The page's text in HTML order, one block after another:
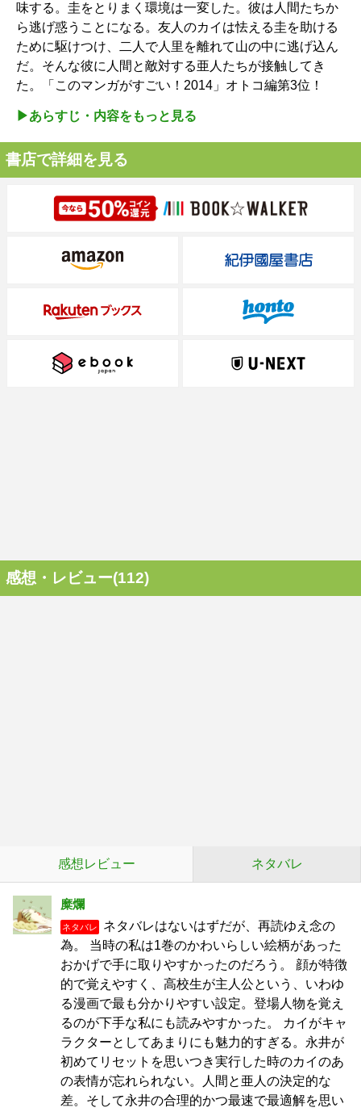
味する。圭をとりまく環境は一変した。彼は人間たちか
ら逃げ惑うことになる。友人のカイは怯える圭を助ける
ために駆けつけ、二人で人里を離れて山の中に逃げ込ん
だ。そんな彼に人間と敵対する亜人たちが接触してき
た。「このマンガがすごい！2014」オトコ編第3位！
▶︎あらすじ・内容をもっと見る
書店で詳細を見る
感想・レビュー(112)
感想レビュー ネタバレ
糜爛
ネタバレ
ネタバレはないはずだが、再読ゆえ念の
為。 当時の私は1巻のかわいらしい絵柄があった
おかげで手に取りやすかったのだろう。 顔が特徴
的で覚えやすく、高校生が主人公という、いわゆ
る漫画で最も分かりやすい設定。登場人物を覚え
るのが下手な私にも読みやすかった。 カイがキャ
ラクターとしてあまりにも魅力的すぎる。永井が
初めてリセットを思いつき実行した時のカイのあ
の表情が忘れられない。人間と亜人の決定的な
差。そして永井の合理的かつ最速で最適解を思い